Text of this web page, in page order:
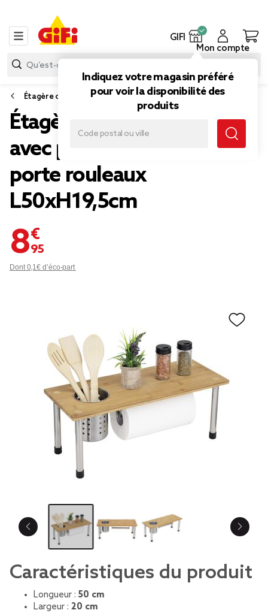
GIFI
Indiquez votre magasin préféré
pour voir la disponibilité des
produits
Mon compte
Étagère cuisine, desserte et rangement de cuisine
Étagère de cuisine bambou
avec pot à ustensiles et
porte rouleaux
L50xH19,5cm
8,95 €
Dont 0,1€ d’éco-part
Caractéristiques du produit
Longueur : 50 cm
Largeur : 20 cm